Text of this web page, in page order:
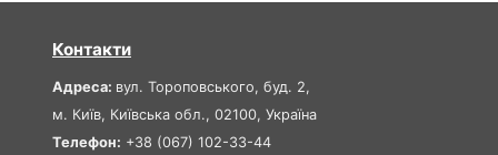
Контакти
Адреса: вул. Тороповського, буд. 2,
м. Київ, Київська обл., 02100, Україна
Телефон: +38 (067) 102-33-44